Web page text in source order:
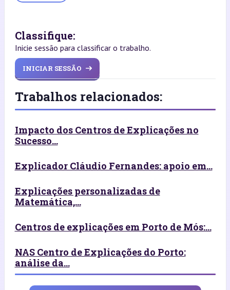
Classifique:
Inicie sessão para classificar o trabalho.
INICIAR SESSÃO
Trabalhos relacionados:
Impacto dos Centros de Explicações no
Sucesso...
Explicador Cláudio Fernandes: apoio em...
Explicações personalizadas de
Matemática,...
Centros de explicações em Porto de Mós:...
NAS Centro de Explicações do Porto:
análise da...